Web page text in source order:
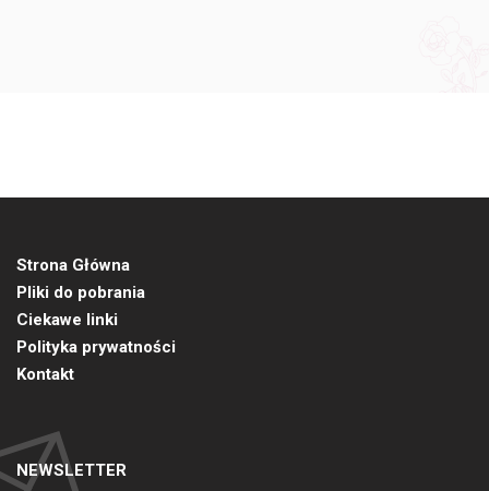
Strona Główna
Pliki do pobrania
Ciekawe linki
Polityka prywatności
Kontakt
NEWSLETTER